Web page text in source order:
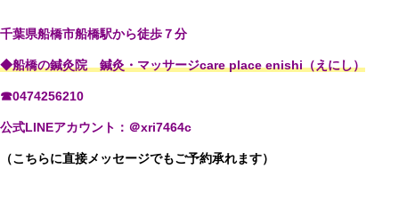
千葉県船橋市船橋駅から徒歩７分
◆船橋の鍼灸院 鍼灸・マッサージcare place enishi（えにし）
☎0474256210
公式LINEアカウント：＠xri7464c
（こちらに直接メッセージでもご予約承れます）